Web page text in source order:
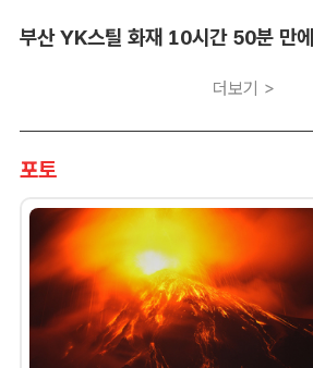
부산 YK스틸 화재 10시간 50분 만
더보기 >
포토